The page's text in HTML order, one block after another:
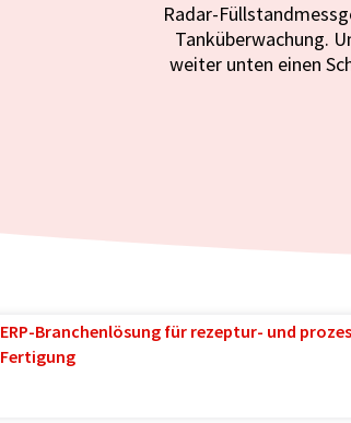
Radar-
Tanküberwachung.
weiter unten einen
ERP-Branchenlösung für rezeptur- und
Fertigung